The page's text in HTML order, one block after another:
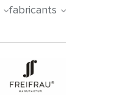
fabricants